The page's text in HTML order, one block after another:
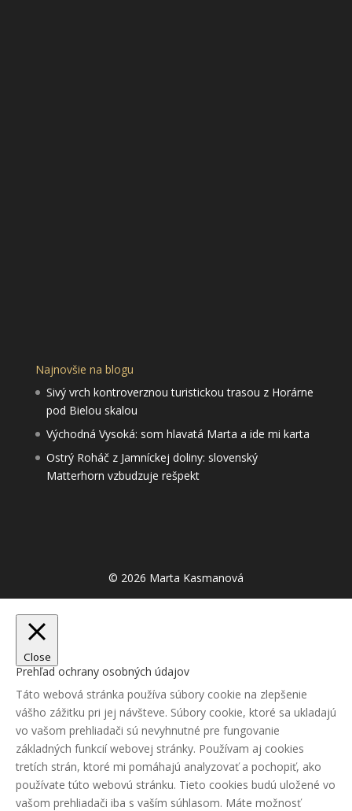
Najnovšie na blogu
Sivý vrch kontroverznou turistickou trasou z Horárne
pod Bielou skalou
Východná Vysoká: som hlavatá Marta a ide mi karta
Ostrý Roháč z Jamníckej doliny: slovenský
Matterhorn vzbudzuje rešpekt
© 2026 Marta Kasmanová
Close
Prehľad ochrany osobných údajov
Táto webová stránka používa súbory cookie na zlepšenie
vášho zážitku pri jej návšteve. Súbory cookie, ktoré sa ukladajú
vo vašom prehliadači sú nevyhnutné pre fungovanie
základných funkcií webovej stránky. Používam aj cookies
tretích strán, ktoré mi pomáhajú analyzovať a pochopiť, ako
používate túto webovú stránku. Tieto cookies budú uložené vo
vašom prehliadači iba s vaším súhlasom. Máte možnosť